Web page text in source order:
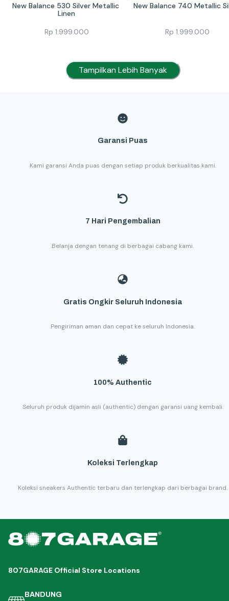
New Balance 530 Silver Metallic
Linen
Rp 1.999.000
New Balance 740 Metallic
Rp 1.999.000
Tampilkan Lebih Banyak
Garansi Puas
Kami garansi Anda puas dengan setiap produk berkualitas kami.
7 Hari Pengembalian
Belanja dengan tenang di berbagai cabang kami.
Gratis Ongkir Seluruh Indonesia
Pengiriman aman dan cepat ke seluruh Indonesia.
100% Authentic
Seluruh produk dijamin asli (authentic) dengan garansi uang kembali.
Koleksi Terlengkap
Koleksi sneakers Authentic terbaru dan terlengkap dari berbagai brand.
807GARAGE Official Store Locations
BANDUNG